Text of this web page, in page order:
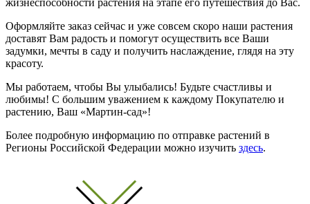
Оформляйте заказ сейчас и уже совсем скоро наши растения
доставят Вам радость и помогут осуществить все Ваши
задумки, мечты в саду и получить наслаждение, глядя на эту
красоту.
Мы работаем, чтобы Вы улыбались! Будьте счастливы и
любимы! С большим уважением к каждому Покупателю и
растению, Ваш «Мартин-сад»!
Более подробную информацию по отправке растений в
Регионы Российской Федерации можно изучить здесь.